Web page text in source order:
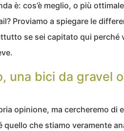
è: cos’è meglio, o più
Proviamo a spiegare le
se sei capitato qui perché
una bici da gravel
opinione, ma cercheremo di
quello che stiamo veramente